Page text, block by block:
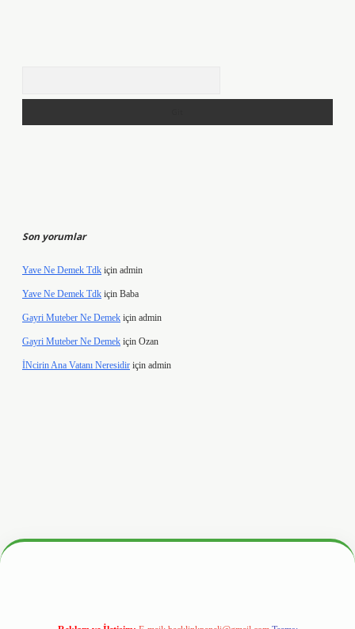
Son yorumlar
Yave Ne Demek Tdk için admin
Yave Ne Demek Tdk için Baba
Gayri Muteber Ne Demek için admin
Gayri Muteber Ne Demek için Ozan
İNcirin Ana Vatanı Neresidir için admin